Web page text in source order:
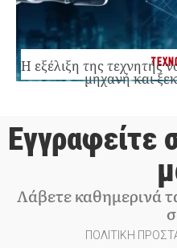
Η εξέλιξη της τεχνητής
μηχανή και
Εγγραφείτε
Λάβετε καθημερινά
ΠΟΛΙΤΙΚΗ